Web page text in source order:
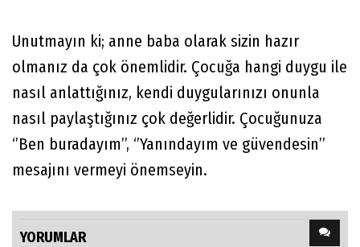
Unutmayın ki; anne baba olarak sizin hazır
olmanız da çok önemlidir. Çocuğa hangi duygu ile
nasıl anlattığınız, kendi duygularınızı onunla
nasıl paylaştığınız çok değerlidir. Çocuğunuza
‘’Ben buradayım’’, ‘’Yanındayım ve güvendesin’’
mesajını vermeyi önemseyin.
YORUMLAR